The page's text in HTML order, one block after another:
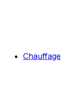
Chauffage